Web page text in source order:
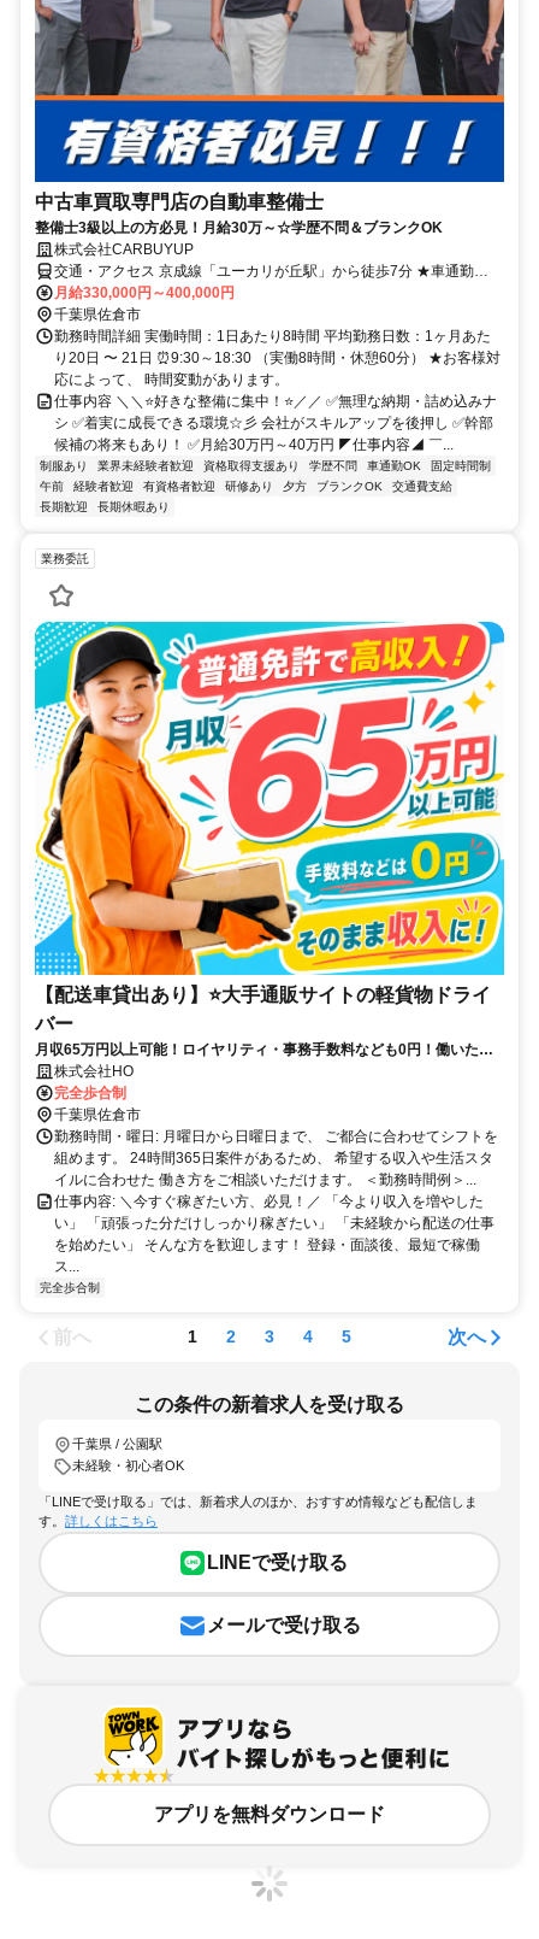
中古車買取専門店の自動車整備士
整備士3級以上の方必見！月給30万～☆学歴不問＆ブランクOK
株式会社CARBUYUP
交通・アクセス 京成線「ユーカリが丘駅」から徒歩7分 ★車通勤
OK（駐車場完備）
月給330,000円～400,000円
千葉県佐倉市
勤務時間詳細 実働時間：1日あたり8時間 平均勤務日数：1ヶ月あた
り20日 〜 21日 ⏰9:30～18:30 （実働8時間・休憩60分） ★お客様対
応によって、 時間変動があります。
仕事内容 ＼＼⭐好きな整備に集中！⭐／／ ✅無理な納期・詰め込みナ
シ ✅着実に成長できる環境☆彡 会社がスキルアップを後押し ✅幹部
候補の将来もあり！ ✅月給30万円～40万円 ◤仕事内容◢ ￣...
制服あり 業界未経験者歓迎 資格取得支援あり 学歴不問 車通勤OK
固定時間制
午前
経験者歓迎 有資格者歓迎 研修あり 夕方 ブランクOK
交通費支給
長期歓迎
長期休暇あり
業務委託
【配送車貸出あり】⭐大手通販サイトの軽貨物ドライ
バー
月収65万円以上可能！ロイヤリティ・事務手数料なども0円！働いた分
がそのまま収入に♪即稼働OK！
株式会社HO
完全歩合制
千葉県佐倉市
勤務時間・曜日: 月曜日から日曜日まで、 ご都合に合わせてシフトを
組めます。 24時間365日案件があるため、 希望する収入や生活スタ
イルに合わせた 働き方をご相談いただけます。 ＜勤務時間例＞...
仕事内容: ＼今すぐ稼ぎたい方、必見！／ 「今より収入を増やした
い」 「頑張った分だけしっかり稼ぎたい」 「未経験から配送の仕事
を始めたい」 そんな方を歓迎します！ 登録・面談後、最短で稼働
ス...
完全歩合制
前へ 1 2 3 4 5 次へ
この条件の新着求人を受け取る
千葉県 / 公園駅
未経験・初心者OK
「LINEで受け取る」では、新着求人のほか、おすすめ情報なども配信しま
す。 詳しくはこちら
LINEで受け取る
メールで受け取る
アプリを無料ダウンロード